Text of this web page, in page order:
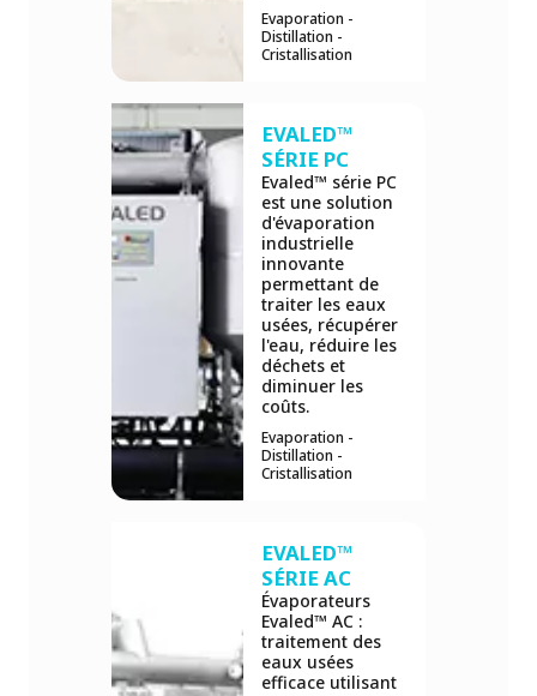
Evaporation -
Distillation -
Cristallisation
EVALED™
SÉRIE PC
Evaled™ série PC
est une solution
d'évaporation
industrielle
innovante
permettant de
traiter les eaux
usées, récupérer
l'eau, réduire les
déchets et
diminuer les
coûts.
Evaporation -
Distillation -
Cristallisation
EVALED™
SÉRIE AC
Évaporateurs
Evaled™ AC :
traitement des
eaux usées
efficace utilisant